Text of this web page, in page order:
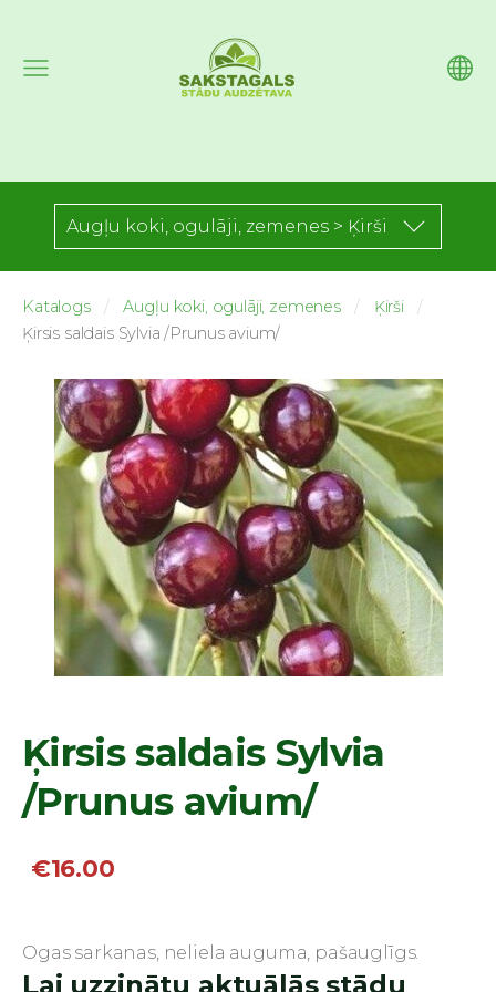
Augļu koki, ogulāji, zemenes > Ķirši
Lai uzzinātu aktuālās stādu
Katalogs Augļu koki, ogulāji, zemenes
Ķirši
Ķirsis saldais Sylvia /Prunus avium/
Ķirsis saldais Sylvia
/Prunus avium/
€16.00
Ogas sarkanas, neliela auguma, pašauglīgs.